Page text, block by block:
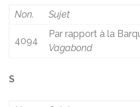
Non. Sujet
4094
Par rapport à la
Vagabond
S